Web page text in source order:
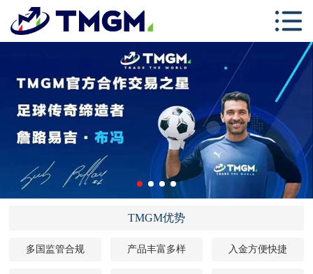
首页
学习中心
联系我们
TMGM优势
多国监管合规 产品丰富多样 入金方便快捷